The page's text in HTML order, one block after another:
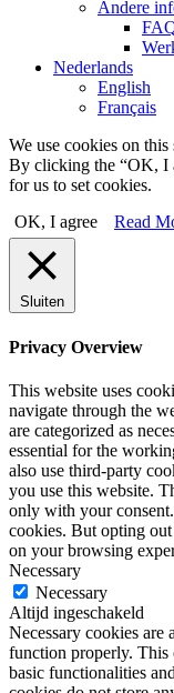
Andere
Nederlands
English
Français
We use cookies on
By clicking the “OK, I
for us to set cookies.
OK, I agree
Read
Sluiten
Privacy Overview
This website uses
navigate through the
are categorized as
essential for the
also use third-party
you use this website.
only with your
cookies. But opting
on your browsing
Necessary
Necessary
Altijd ingeschakeld
Necessary cookies are
function properly. This
basic functionalities